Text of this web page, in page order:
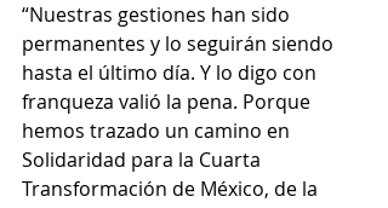
“Nuestras gestiones han sido
permanentes y lo seguirán siendo
hasta el último día. Y lo digo con
franqueza valió la pena. Porque
hemos trazado un camino en
Solidaridad para la Cuarta
Transformación de México, de la